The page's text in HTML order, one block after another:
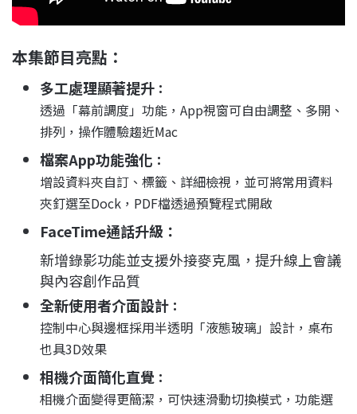
本集節目亮點：
多工處理顯著提升 ：
透過「幕前調度」功能， App視窗可自由調整、多開、
排列 ，操作體驗趨近Mac
檔案App功能強化 ：
增設資料夾自訂、標籤、詳細檢視 ，並可將常用資料
夾釘選至Dock，PDF檔透過預覽程式開啟
FaceTime通話升級 ：
新增錄影功能並支援外接麥克風 ，提升線上會議
與內容創作品質
全新使用者介面設計 ：
控制中心與邊框採用半透明「液態玻璃」設計 ，桌布
也具3D效果
相機介面簡化直覺 ：
相機介面變得更簡潔，可快速滑動切換模式 ，功能選